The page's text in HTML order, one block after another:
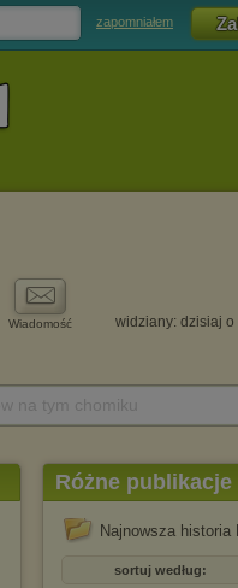
zapomniałem
Wiadomość widziany: dzisiaj o
Różne publikacje
Najnowsza historia
sortuj według: